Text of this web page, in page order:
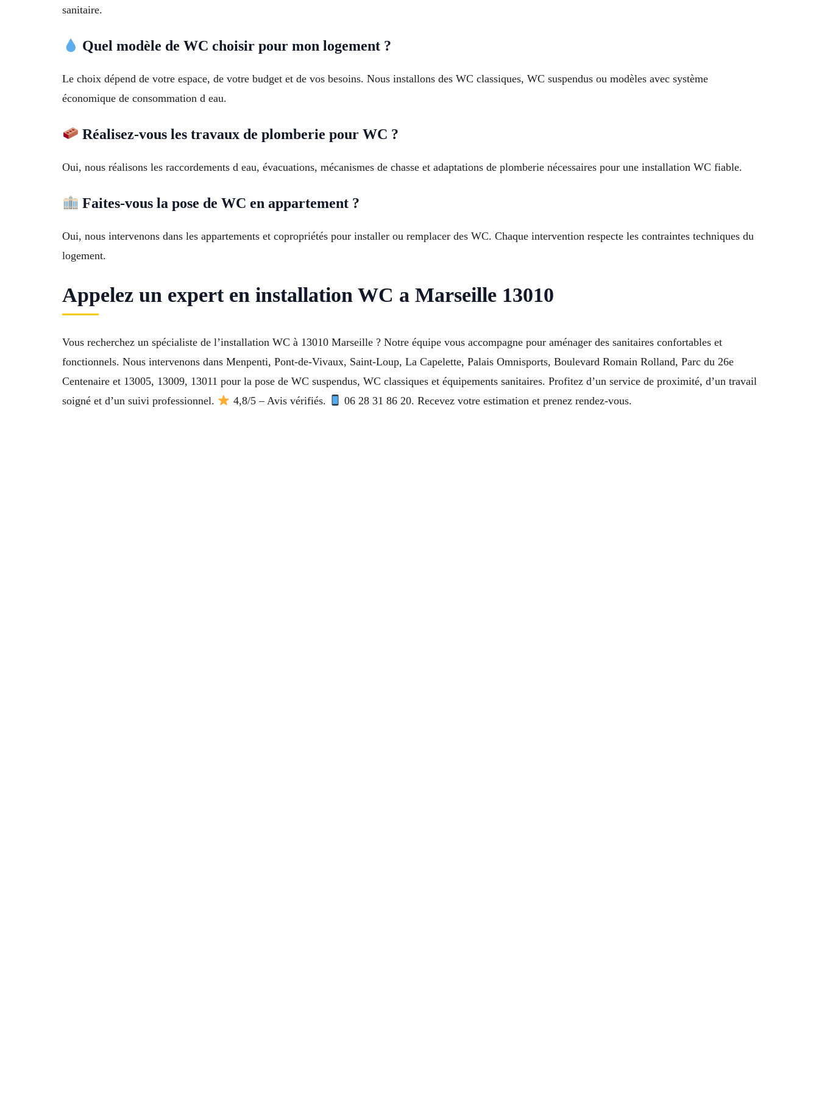
sanitaire.
Quel modèle de WC choisir pour mon logement ?
Le choix dépend de votre espace, de votre budget et de vos besoins. Nous installons des WC classiques, WC suspendus ou modèles avec système
économique de consommation d eau.
Réalisez-vous les travaux de plomberie pour WC ?
Oui, nous réalisons les raccordements d eau, évacuations, mécanismes de chasse et adaptations de plomberie nécessaires pour une installation WC fiable.
Faites-vous la pose de WC en appartement ?
Oui, nous intervenons dans les appartements et copropriétés pour installer ou remplacer des WC. Chaque intervention respecte les contraintes techniques du
logement.
Appelez un expert en installation WC a Marseille 13010
Vous recherchez un spécialiste de l’installation WC à 13010 Marseille ? Notre équipe vous accompagne pour aménager des sanitaires confortables et
fonctionnels. Nous intervenons dans Menpenti, Pont-de-Vivaux, Saint-Loup, La Capelette, Palais Omnisports, Boulevard Romain Rolland, Parc du 26e
Centenaire et 13005, 13009, 13011 pour la pose de WC suspendus, WC classiques et équipements sanitaires. Profitez d’un service de proximité, d’un travail
soigné et d’un suivi professionnel.
4,8/5 – Avis vérifiés. 06 28 31 86 20. Recevez votre estimation et prenez rendez-vous.